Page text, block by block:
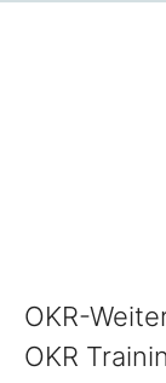
OKR-
OKR